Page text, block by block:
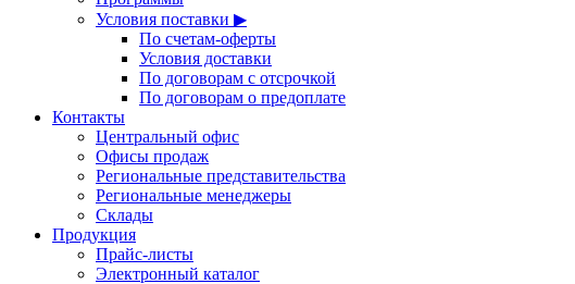
Условия поставки ▶
По счетам-оферты
Условия доставки
По договорам с отсрочкой
По договорам о предоплате
Контакты
Центральный офис
Офисы продаж
Региональные представительства
Региональные менеджеры
Склады
Продукция
Прайс-листы
Электронный каталог